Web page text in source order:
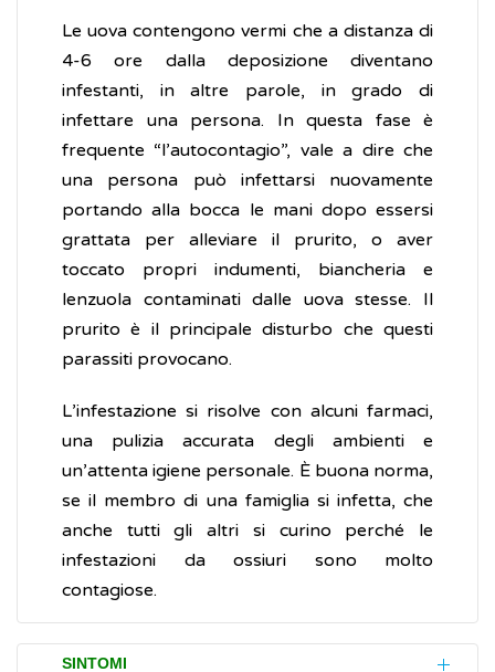
Le uova contengono vermi che a distanza di
4-6 ore dalla deposizione diventano
infestanti, in altre parole, in grado di
infettare una persona. In questa fase è
frequente “l’autocontagio”, vale a dire che
una persona può infettarsi nuovamente
portando alla bocca le mani dopo essersi
grattata per alleviare il prurito, o aver
toccato propri indumenti, biancheria e
lenzuola contaminati dalle uova stesse. Il
prurito è il principale disturbo che questi
parassiti provocano.
L’infestazione si risolve con alcuni farmaci,
una pulizia accurata degli ambienti e
un’attenta igiene personale. È buona norma,
se il membro di una famiglia si infetta, che
anche tutti gli altri si curino perché le
infestazioni da ossiuri sono molto
contagiose.
SINTOMI